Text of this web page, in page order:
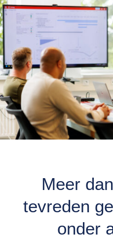
Meer
tevreden
onder